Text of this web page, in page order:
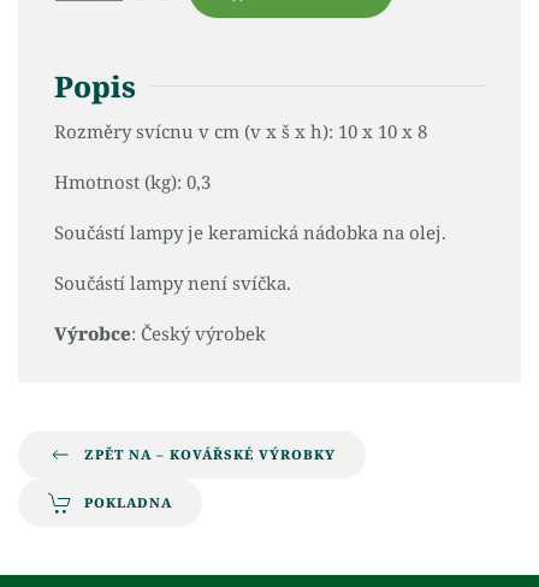
Popis
Rozměry svícnu v cm (v x š x h): 10 x 10 x 8
Hmotnost (kg): 0,3
Součástí lampy je keramická nádobka na olej.
Součástí lampy není svíčka.
Výrobce: Český výrobek
ZPĚT NA – KOVÁŘSKÉ VÝROBKY
POKLADNA